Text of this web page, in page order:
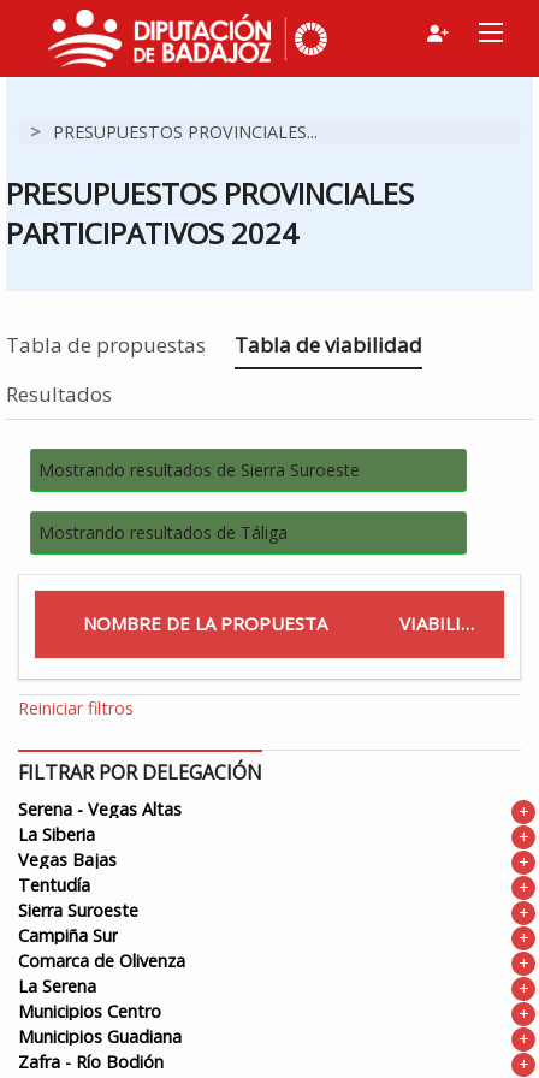
> PRESUPUESTOS PROVINCIALES...
PRESUPUESTOS PROVINCIALES
PARTICIPATIVOS 2024
Tabla de propuestas Estás en
Tabla de viabilidad
Resultados
Mostrando resultados de Sierra Suroeste
Mostrando resultados de Táliga
NOMBRE DE LA PROPUESTA VIABILIDAD
Reiniciar filtros
FILTRAR POR DELEGACIÓN